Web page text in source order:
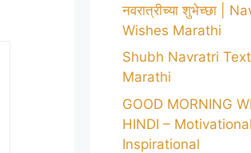
नवरात्रीच्या शुभेच्छा |
Wishes Marathi
Shubh Navratri
Marathi
GOOD MORNING
HINDI –
Inspirational